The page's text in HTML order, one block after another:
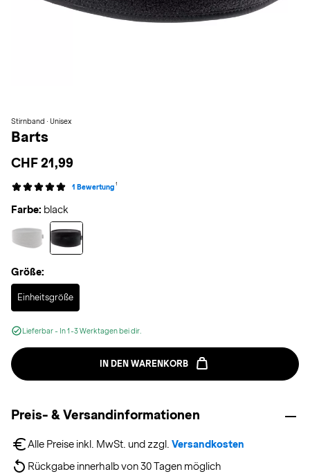
Stirnband · Unisex
Barts
CHF 21,99
1 Bewertung 1
Farbe: black
Größe:
Einheitsgröße
Selected
Lieferbar - In 1-3 Werktagen bei dir.
IN DEN WARENKORB
Preis- & Versandinformationen
Alle Preise inkl. MwSt. und zzgl. Versandkosten
Rückgabe innerhalb von 30 Tagen möglich